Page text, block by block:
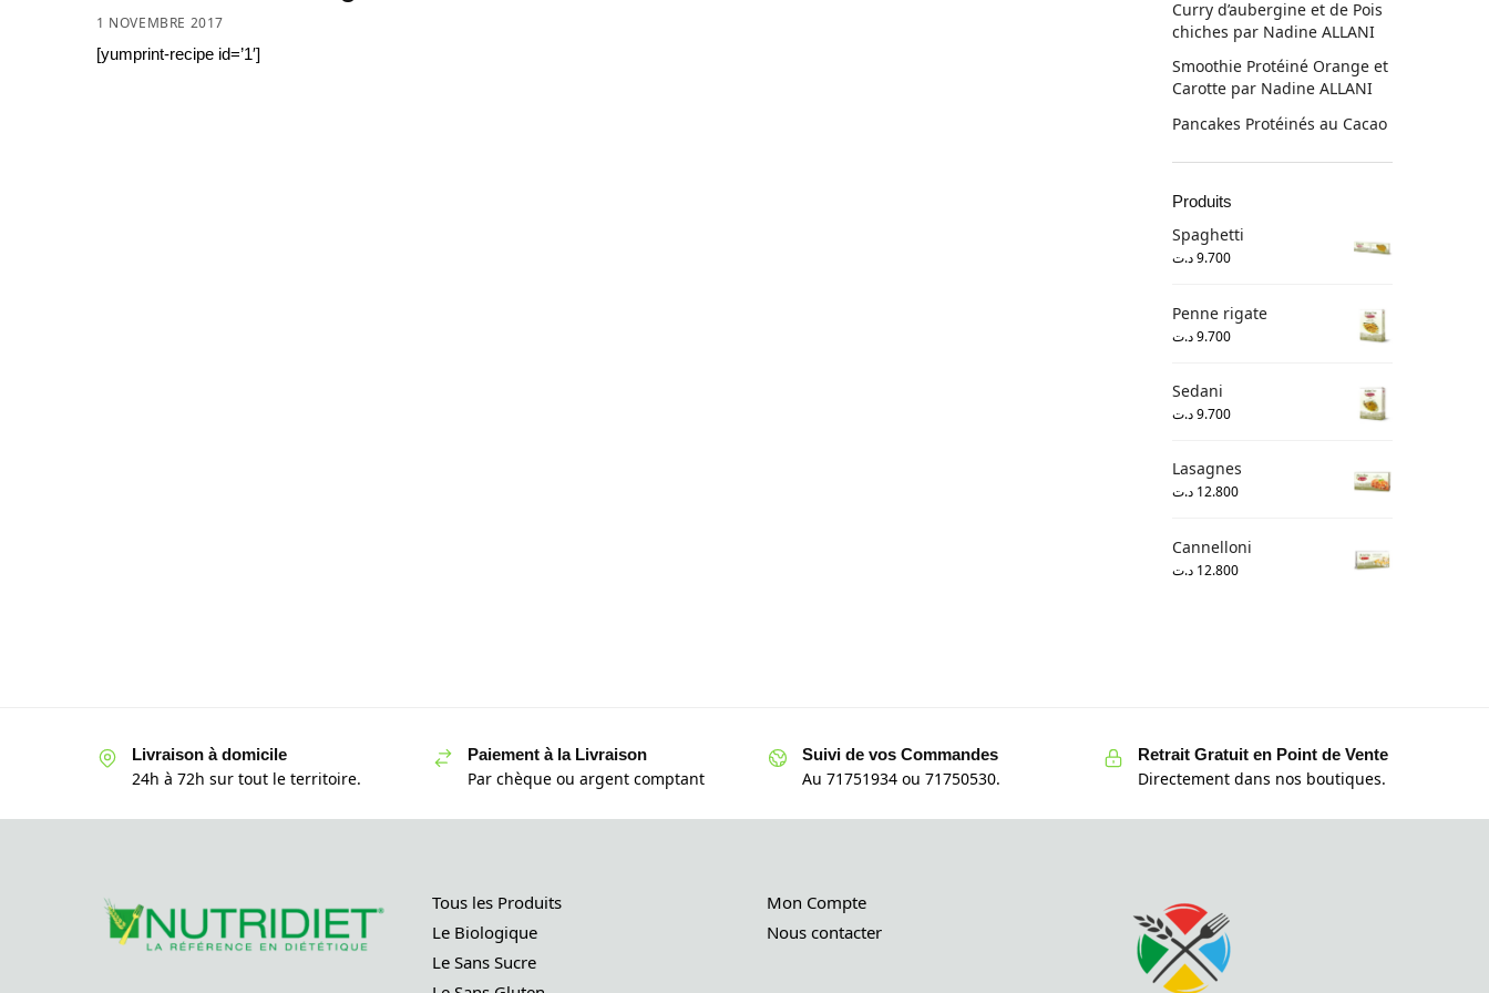
1 NOVEMBRE 2017
[yumprint-recipe id=’1′]
Curry d’aubergine et de Pois
chiches par Nadine ALLANI
Smoothie Protéiné Orange et
Carotte par Nadine ALLANI
Pancakes Protéinés au Cacao
Produits
Spaghetti
9.700د.ت
Penne rigate
9.700د.ت
Sedani
9.700د.ت
Lasagnes
12.800 د.ت
Cannelloni
12.800 د.ت
Livraison à domicile
24h à 72h sur tout le territoire.
Paiement à la Livraison
Par chèque ou argent comptant
Suivi de vos Commandes
Au 71751934 ou 71750530.
Retrait Gratuit en Point de Vente
Directement dans nos boutiques.
Tous les Produits
Le Biologique
Le Sans Sucre
Mon Compte
Nous contacter